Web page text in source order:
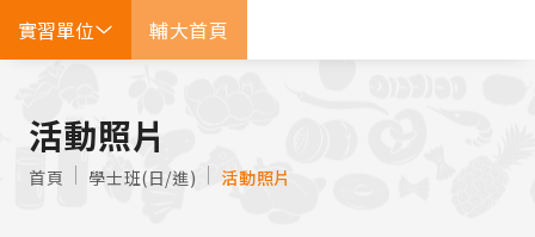
實習單位 輔大首頁
EN
活動照片
首頁 學士班(日/進) 活動照片